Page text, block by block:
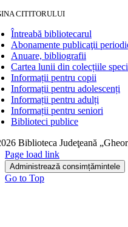
CITITORULUI
Întreabă bibliotecarul
Abonamente publicaţii
Anuare, bibliografii
Cartea lunii din colecțiile
Informații pentru copii
Informații pentru adolescenți
Informații pentru adulți
Informații pentru seniori
Biblioteci publice
Biblioteca Judeţeană
Page load link
Administrează consimțămintele
Go to Top